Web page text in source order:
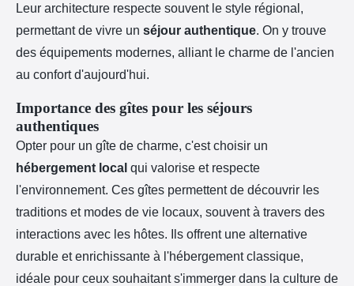
Leur architecture respecte souvent le style régional,
permettant de vivre un séjour authentique. On y trouve
des équipements modernes, alliant le charme de l'ancien
au confort d'aujourd'hui.
Importance des gîtes pour les séjours
authentiques
Opter pour un gîte de charme, c'est choisir un
hébergement local qui valorise et respecte
l'environnement. Ces gîtes permettent de découvrir les
traditions et modes de vie locaux, souvent à travers des
interactions avec les hôtes. Ils offrent une alternative
durable et enrichissante à l'hébergement classique,
idéale pour ceux souhaitant s'immerger dans la culture de